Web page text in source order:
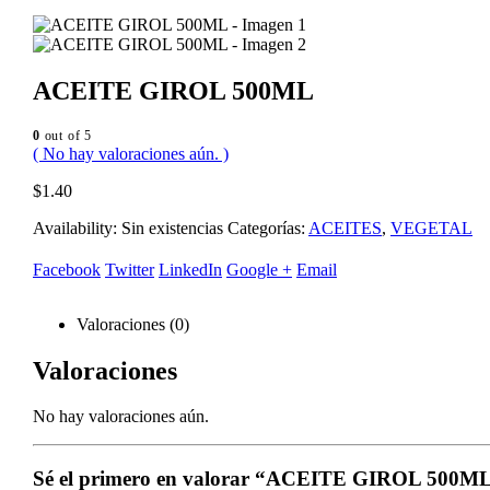
ACEITE GIROL 500ML
0 out of 5
( No hay valoraciones aún. )
$1.40
Availability: Sin existencias Categorías: ACEITES, VEGETAL
Facebook Twitter LinkedIn Google + Email
Valoraciones (0)
Valoraciones
No hay valoraciones aún.
Sé el primero en valorar “ACEITE GIROL